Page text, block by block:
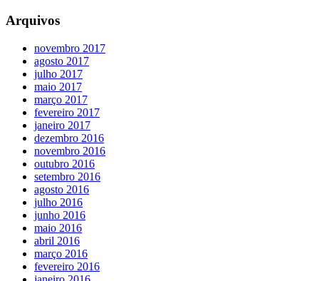
Arquivos
novembro 2017
agosto 2017
julho 2017
maio 2017
março 2017
fevereiro 2017
janeiro 2017
dezembro 2016
novembro 2016
outubro 2016
setembro 2016
agosto 2016
julho 2016
junho 2016
maio 2016
abril 2016
março 2016
fevereiro 2016